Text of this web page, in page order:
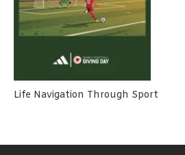
Life Navigation Through Sport